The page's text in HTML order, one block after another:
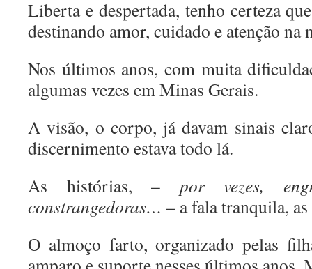
Liberta e despertada, tenho certeza
destinando amor, cuidado e atenção na
Nos últimos anos, com muita
algumas vezes em Minas Gerais.
A visão, o corpo, já davam sinais
discernimento estava todo lá.
As histórias, – por vezes,
constrangedoras… – a fala tranquila,
O almoço farto, organizado pelas